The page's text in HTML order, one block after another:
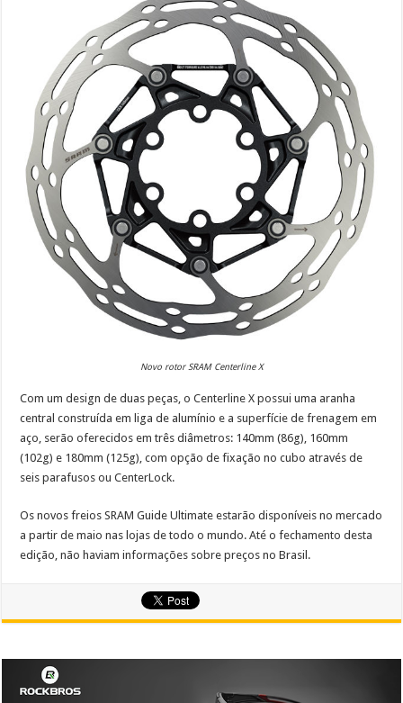
Novo rotor SRAM Centerline X
Com um design de duas peças, o Centerline X possui uma aranha
central construída em liga de alumínio e a superfície de frenagem em
aço, serão oferecidos em três diâmetros: 140mm (86g), 160mm
(102g) e 180mm (125g), com opção de fixação no cubo através de
seis parafusos ou CenterLock.
Os novos freios SRAM Guide Ultimate estarão disponíveis no mercado
a partir de maio nas lojas de todo o mundo. Até o fechamento desta
edição, não haviam informações sobre preços no Brasil.